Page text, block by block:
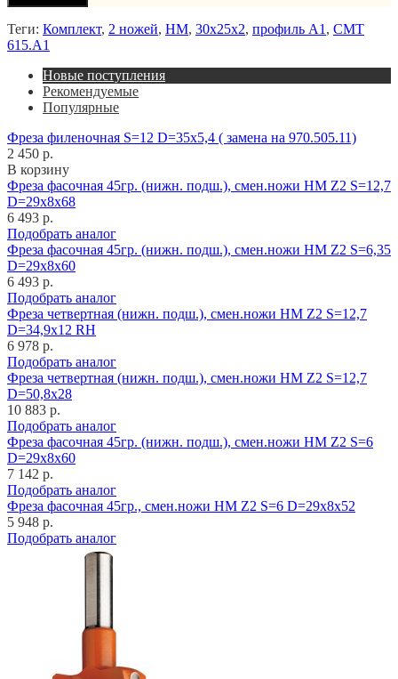
Теги: Комплект, 2 ножей, HM, 30x25x2, профиль A1 , CMT
615.A1
Новые поступления
Рекомендуемые
Популярные
Фреза филеночная S=12 D=35x5,4 ( замена на 970.505.11)
2 450 р.
В корзину
Фреза фасочная 45гр. (нижн. подш.), смен.ножи HM Z2 S=12,7
D=29x8x68
6 493 р.
Подобрать аналог
Фреза фасочная 45гр. (нижн. подш.), смен.ножи HM Z2 S=6,35
D=29x8x60
6 493 р.
Подобрать аналог
Фреза четвертная (нижн. подш.), смен.ножи HM Z2 S=12,7
D=34,9x12 RH
6 978 р.
Подобрать аналог
Фреза четвертная (нижн. подш.), смен.ножи HM Z2 S=12,7
D=50,8x28
10 883 р.
Подобрать аналог
Фреза фасочная 45гр. (нижн. подш.), смен.ножи HM Z2 S=6
D=29x8x60
7 142 р.
Подобрать аналог
Фреза фасочная 45гр., смен.ножи HM Z2 S=6 D=29x8x52
5 948 р.
Подобрать аналог